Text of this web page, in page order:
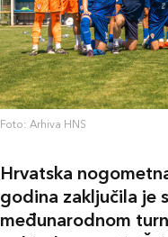
Foto: Arhiva HNS
Hrvatska
godina zaključila je
međunarodnom